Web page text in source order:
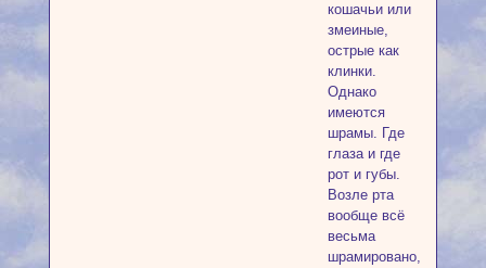
кошачьи или
змеиные,
острые как
клинки.
Однако
имеются
шрамы. Где
глаза и где
рот и губы.
Возле рта
вообще всё
весьма
шрамировано,